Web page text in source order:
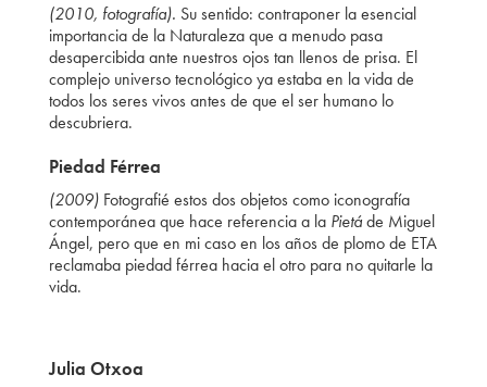
(2010, fotografía). Su sentido: contraponer la esencial
importancia de la Naturaleza que a menudo pasa
desapercibida ante nuestros ojos tan llenos de prisa. El
complejo universo tecnológico ya estaba en la vida de
todos los seres vivos antes de que el ser humano lo
descubriera.
Piedad Férrea
(2009)Fotografié estos dos objetos como iconografía
contemporánea que hace referencia a la Pietáde Miguel
Ángel, pero que en mi caso en los años de plomo de ETA
reclamaba piedad férrea hacia el otro para no quitarle la
vida.
Julia Otxoa